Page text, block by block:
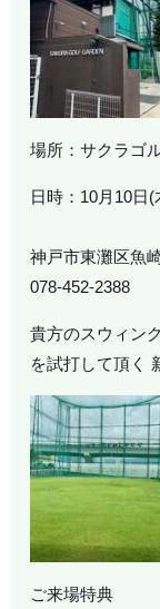
場所：サクラゴ
日時：10月10日
神戸市東灘区魚
078-452-2388
貴方のスウィン
を試打して頂く
ご来場特典